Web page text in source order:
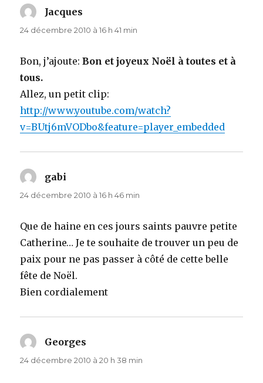
Jacques
24 décembre 2010 à 16 h 41 min
Bon, j’ajoute:Bon et joyeux Noël à toutes et à
tous.
Allez, un petit clip:
http://www.youtube.com/watch?
v=BUtj6mVODbo&feature=player_embedded
gabi
24 décembre 2010 à 16 h 46 min
Que de haine en ces jours saints pauvre petite
Catherine… Je te souhaite de trouver un peu de
paix pour ne pas passer à côté de cette belle
fête de Noël.
Bien cordialement
Georges
24 décembre 2010 à 20 h 38 min